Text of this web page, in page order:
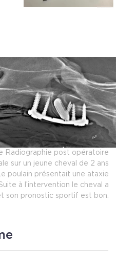
Radiographie post opératoire
sur un jeune cheval de 2 ans
poulain présentait une ataxie
à l’intervention le cheval a
son pronostic sportif est bon.